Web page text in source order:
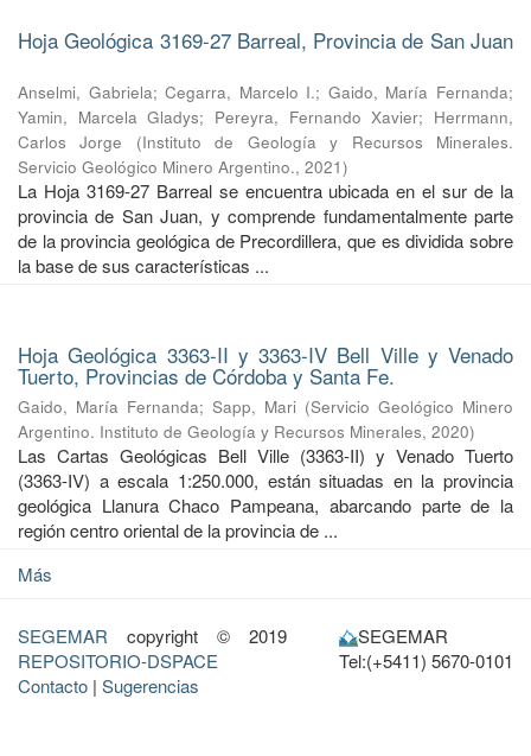
Hoja Geológica 3169-27 Barreal, Provincia de San Juan
Anselmi, Gabriela;Cegarra, Marcelo I.; Gaido, María Fernanda;
Yamin, Marcela Gladys; Pereyra, Fernando Xavier; Herrmann,
Carlos Jorge
(Instituto de Geología y Recursos Minerales.
Servicio Geológico Minero Argentino., 2021)
La Hoja 3169-27 Barreal se encuentra ubicada en el sur de la
provincia de San Juan, y comprende fundamentalmente parte
de la provincia geológica de Precordillera, que es dividida sobre
la base de sus características ...
Hoja Geológica 3363-II y 3363-IV Bell Ville y Venado
Tuerto, Provincias de Córdoba y Santa Fe.
Gaido, María Fernanda; Sapp, Mari (Servicio Geológico Minero
Argentino. Instituto de Geología y Recursos Minerales, 2020)
Las Cartas Geológicas Bell Ville (3363-II) y Venado Tuerto
(3363-IV) a escala 1:250.000, están situadas en la provincia
geológica Llanura Chaco Pampeana, abarcando parte de la
región centro oriental de la provincia de ...
Más
SEGEMAR copyright © 2019
REPOSITORIO-DSPACE
Contacto | Sugerencias
SEGEMAR
Tel:(+5411) 5670-0101